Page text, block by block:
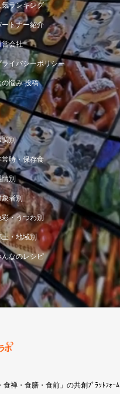
気ランキング
ートナー紹介
営会社
ライバシーポリシー
の悩み 投稿
調別
常時・保存食
情別
象者別
彩・うつわ別
土・地域別
んなのレシピ
禅・食膳・食前」の共創ﾌﾟﾗｯﾄﾌｫｰﾑ